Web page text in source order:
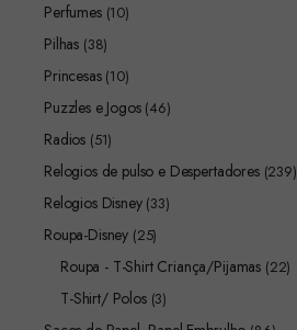
Perfumes (10)
Pilhas (38)
Princesas (10)
Puzzles e Jogos (46)
Radios (51)
Relogios de pulso e Despertadores (239)
Relogios Disney (33)
Roupa-Disney (25)
Roupa - T-Shirt Criança/Pijamas (22)
T-Shirt/ Polos (3)